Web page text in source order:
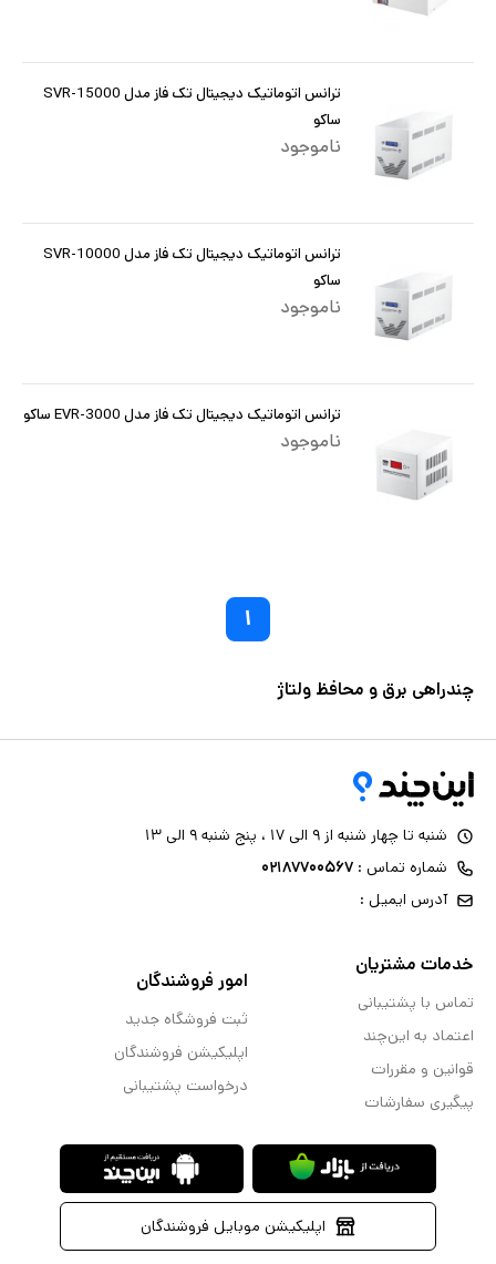
ترانس اتوماتیک دیجیتال تک فاز مدل SVR-15000
ساکو
ناموجود
ترانس اتوماتیک دیجیتال تک فاز مدل SVR-10000
ساکو
ناموجود
ترانس اتوماتیک دیجیتال تک فاز مدل EVR-3000 ساکو
ناموجود
۱
چندراهی برق و محافظ ولتاژ
شنبه تا چهار شنبه از ۹ الی ۱۷ ، پنج شنبه ۹ الی ۱۳
شماره تماس : ۰۲۱۸۷۷۰۰۵۶۷
آدرس ایمیل :
خدمات مشتریان
تماس با پشتیبانی
اعتماد به این‌چند
قوانین و مقررات
پیگیری سفارشات
امور فروشندگان
ثبت فروشگاه جدید
اپلیکیشن فروشندگان
درخواست پشتیبانی
اپلیکیشن موبایل فروشندگان